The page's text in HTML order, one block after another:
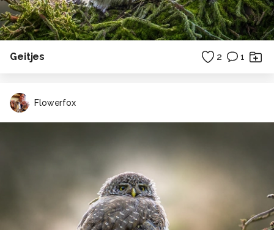
Geitjes 2 1
Flowerfox